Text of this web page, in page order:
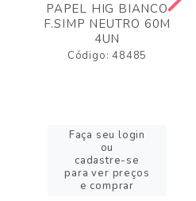
PAPEL HIG BIANCO
F.SIMP NEUTRO 60M
4UN
Código: 48485
Faça seu login
ou
cadastre-se
para ver preços
e comprar